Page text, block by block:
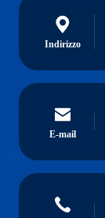
Indirizzo
E-mail